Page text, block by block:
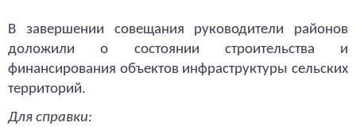
В завершении совещания руководители районов
доложили о состоянии строительства и
финансирования объектов инфраструктуры сельских
территорий.
Для справки: